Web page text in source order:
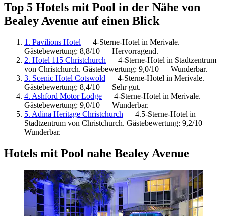
Top 5 Hotels mit Pool in der Nähe von
Bealey Avenue auf einen Blick
1. Pavilions Hotel — 4-Sterne-Hotel in Merivale.
Gästebewertung: 8,8/10 — Hervorragend.
2. Hotel 115 Christchurch — 4-Sterne-Hotel in Stadtzentrum
von Christchurch. Gästebewertung: 9,0/10 — Wunderbar.
3. Scenic Hotel Cotswold — 4-Sterne-Hotel in Merivale.
Gästebewertung: 8,4/10 — Sehr gut.
4. Ashford Motor Lodge — 4-Sterne-Hotel in Merivale.
Gästebewertung: 9,0/10 — Wunderbar.
5. Adina Heritage Christchurch — 4.5-Sterne-Hotel in
Stadtzentrum von Christchurch. Gästebewertung: 9,2/10 —
Wunderbar.
Hotels mit Pool nahe Bealey Avenue